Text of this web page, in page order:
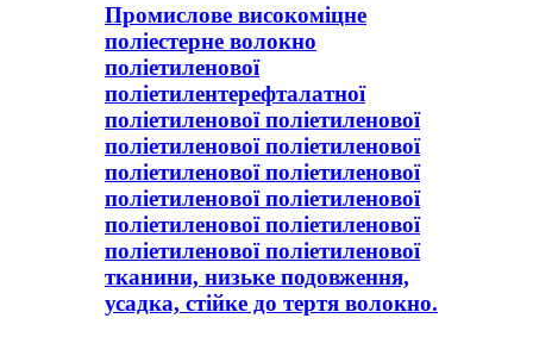
Промислове високоміцне
поліестерне волокно
поліетиленової
поліетилентерефталатної
поліетиленової поліетиленової
поліетиленової поліетиленової
поліетиленової поліетиленової
поліетиленової поліетиленової
поліетиленової поліетиленової
поліетиленової поліетиленової
тканини, низьке подовження,
усадка, стійке до тертя волокно.